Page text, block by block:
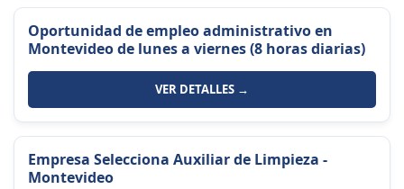
Oportunidad de empleo administrativo en
Montevideo de lunes a viernes (8 horas diarias)
VER DETALLES →
Empresa Selecciona Auxiliar de Limpieza -
Montevideo